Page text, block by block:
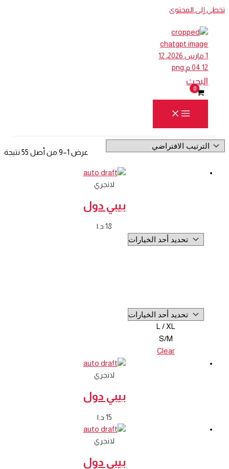
تخطي إلى المحتوى
البحث
عرض 1–9 من أصل 55 نتيجة
لانجري
بيبي دول
18 د.ا
L / XL
S/M
Clear
لانجري
بيبي دول
15 د.ا
لانجري
بيبي دول